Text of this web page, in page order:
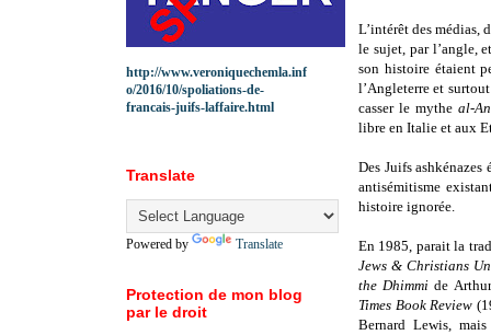
L’intérêt des
le sujet, par l’angle,
son histoire étaient
l’Angleterre et
casser le mythe al-
libre en Italie et aux
Des Juifs
antisémitisme
histoire ignorée.
En 1985, parait la
Jews & Christians
the Dhimmi de
Times Book Review
Bernard Lewis,
http://www.veroniquechemla.inf
o/2016/10/spoliations-de-
francais-juifs-laffaire.html
Translate
Powered by Translate
Protection de mon blog
par le droit